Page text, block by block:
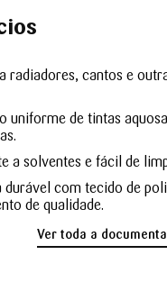
radiadores, cantos e
uniforme de tintas
a solventes e fácil de
durável com tecido de
de qualidade.
Ver toda a